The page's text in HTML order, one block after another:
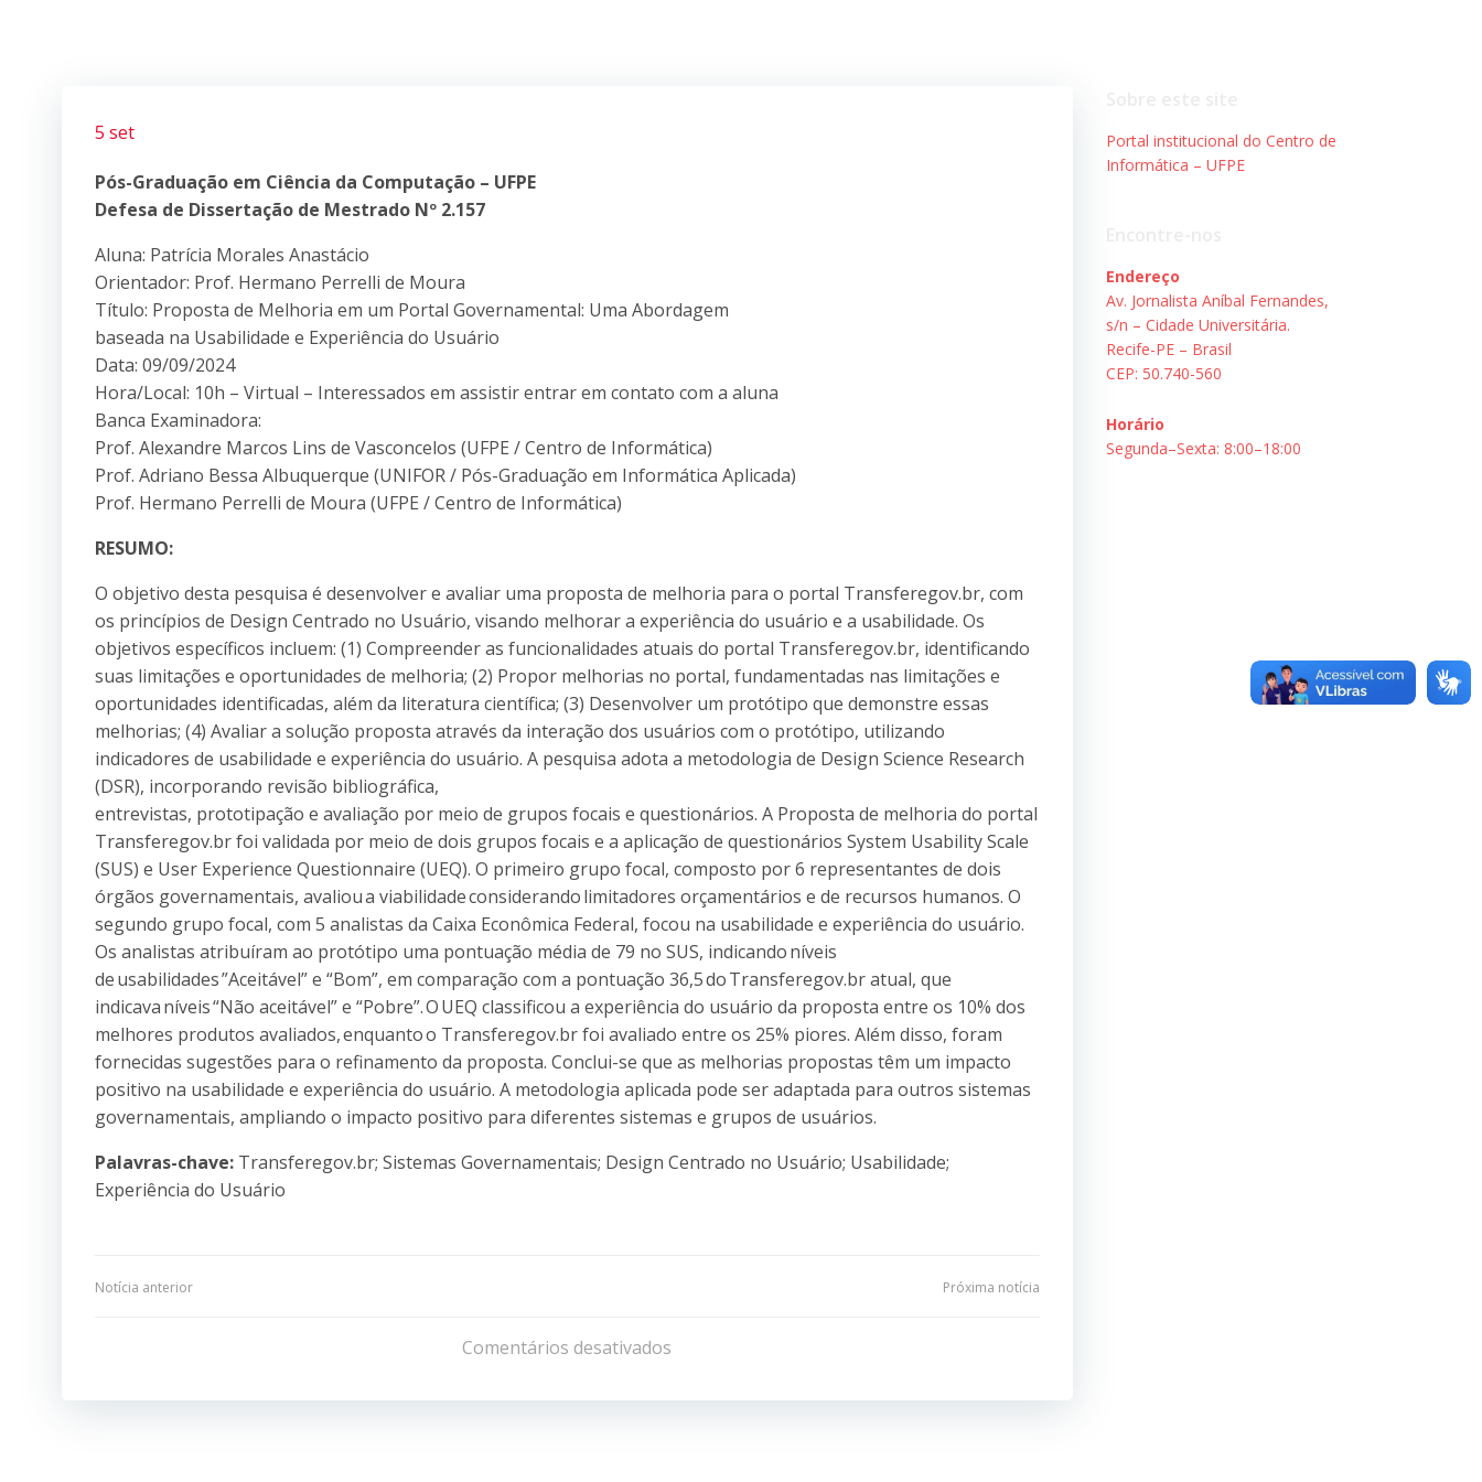
5 set
Pós-Graduação em Ciência da Computação – UFPE
Defesa de Dissertação de Mestrado Nº 2.157
Aluna: Patrícia Morales Anastácio
Orientador: Prof. Hermano Perrelli de Moura
Título: Proposta de Melhoria em um Portal Governamental: Uma Abordagem
baseada na Usabilidade e Experiência do Usuário
Data: 09/09/2024
Hora/Local: 10h – Virtual – Interessados em assistir entrar em contato com a aluna
Banca Examinadora:
Prof. Alexandre Marcos Lins de Vasconcelos (UFPE / Centro de Informática)
Prof. Adriano Bessa Albuquerque (UNIFOR / Pós-Graduação em Informática Aplicada)
Prof. Hermano Perrelli de Moura (UFPE / Centro de Informática)
RESUMO:
O objetivo desta pesquisa é desenvolver e avaliar uma proposta de melhoria para o portal Transferegov.br, com
os princípios de Design Centrado no Usuário, visando melhorar a experiência do usuário e a usabilidade. Os
objetivos específicos incluem: (1) Compreender as funcionalidades atuais do portal Transferegov.br, identificando
suas limitações e oportunidades de melhoria; (2) Propor melhorias no portal, fundamentadas nas limitações e
oportunidades identificadas, além da literatura científica; (3) Desenvolver um protótipo que demonstre essas
melhorias; (4) Avaliar a solução proposta através da interação dos usuários com o protótipo, utilizando
indicadores de usabilidade e experiência do usuário. A pesquisa adota a metodologia de Design Science Research
(DSR), incorporando revisão bibliográfica,
entrevistas, prototipação e avaliação por meio de grupos focais e questionários. A Proposta de melhoria do portal
Transferegov.br foi validada por meio de dois grupos focais e a aplicação de questionários System Usability Scale
(SUS) e User Experience Questionnaire (UEQ). O primeiro grupo focal, composto por 6 representantes de dois
órgãos governamentais, avaliou a viabilidade considerando limitadores orçamentários e de recursos humanos. O
segundo grupo focal, com 5 analistas da Caixa Econômica Federal, focou na usabilidade e experiência do usuário.
Os analistas atribuíram ao protótipo uma pontuação média de 79 no SUS, indicando níveis
de usabilidades ”Aceitável” e “Bom”, em comparação com a pontuação 36,5 do Transferegov.br atual, que
indicava níveis “Não aceitável” e “Pobre”. O UEQ classificou a experiência do usuário da proposta entre os 10% dos
melhores produtos avaliados, enquanto o Transferegov.br foi avaliado entre os 25% piores. Além disso, foram
fornecidas sugestões para o refinamento da proposta. Conclui-se que as melhorias propostas têm um impacto
positivo na usabilidade e experiência do usuário. A metodologia aplicada pode ser adaptada para outros sistemas
governamentais, ampliando o impacto positivo para diferentes sistemas e grupos de usuários.
Palavras-chave: Transferegov.br; Sistemas Governamentais; Design Centrado no Usuário; Usabilidade;
Experiência do Usuário
Navegação
Post
Notícia anterior
de
Post
Próxima notícia
Comentários desativados
Portal institucional do Centro de
Informática – UFPE
Endereço
Av. Jornalista Aníbal Fernandes,
s/n – Cidade Universitária.
Recife-PE – Brasil
CEP: 50.740-560
Horário
Segunda–Sexta: 8:00–18:00